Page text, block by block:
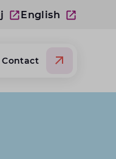
English
Contact